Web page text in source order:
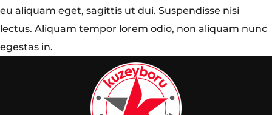
eu aliquam eget, sagittis ut dui. Suspendisse nisi
lectus. Aliquam tempor lorem odio, non aliquam nunc
egestas in.